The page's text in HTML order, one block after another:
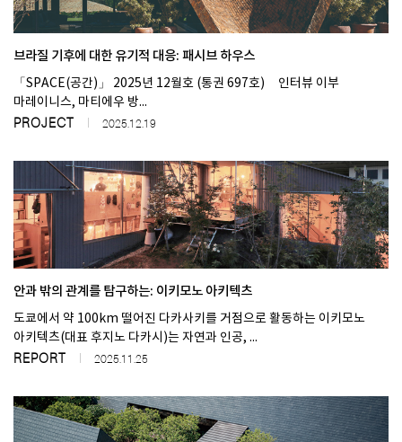
브라질 기후에 대한 유기적 대응: 패시브 하우스
「SPACE(공간)」 2025년 12월호 (통권 697호) 인터뷰 이부
마레이니스, 마티에우 방...
PROJECT 2025.12.19
안과 밖의 관계를 탐구하는: 이키모노 아키텍츠
도쿄에서 약 100km 떨어진 다카사키를 거점으로 활동하는 이키모노
아키텍츠(대표 후지노 다카시)는 자연과 인공, ...
REPORT 2025.11.25